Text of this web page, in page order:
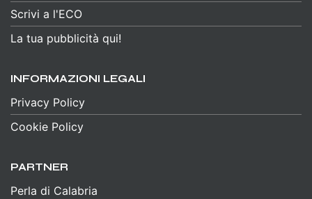
Scrivi a l'ECO
La tua pubblicità qui!
INFORMAZIONI LEGALI
Privacy Policy
Cookie Policy
PARTNER
Perla di Calabria